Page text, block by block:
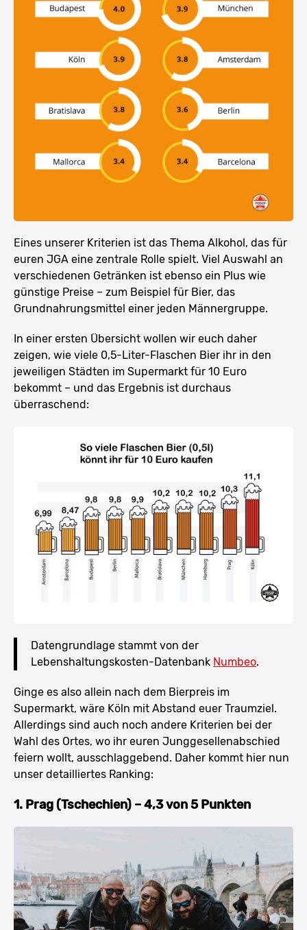
Eines unserer Kriterien ist das Thema Alkohol, das für
euren JGA eine zentrale Rolle spielt. Viel Auswahl an
verschiedenen Getränken ist ebenso ein Plus wie
günstige Preise – zum Beispiel für Bier, das
Grundnahrungsmittel einer jeden Männergruppe.
In einer ersten Übersicht wollen wir euch daher
zeigen, wie viele 0,5-Liter-Flaschen Bier ihr in den
jeweiligen Städten im Supermarkt für 10 Euro
bekommt – und das Ergebnis ist durchaus
überraschend:
Datengrundlage stammt von der
Lebenshaltungskosten-Datenbank Numbeo.
Ginge es also allein nach dem Bierpreis im
Supermarkt, wäre Köln mit Abstand euer Traumziel.
Allerdings sind auch noch andere Kriterien bei der
Wahl des Ortes, wo ihr euren Junggesellenabschied
feiern wollt, ausschlaggebend. Daher kommt hier nun
unser detailliertes Ranking:
1. Prag (Tschechien) – 4,3 von 5 Punkten